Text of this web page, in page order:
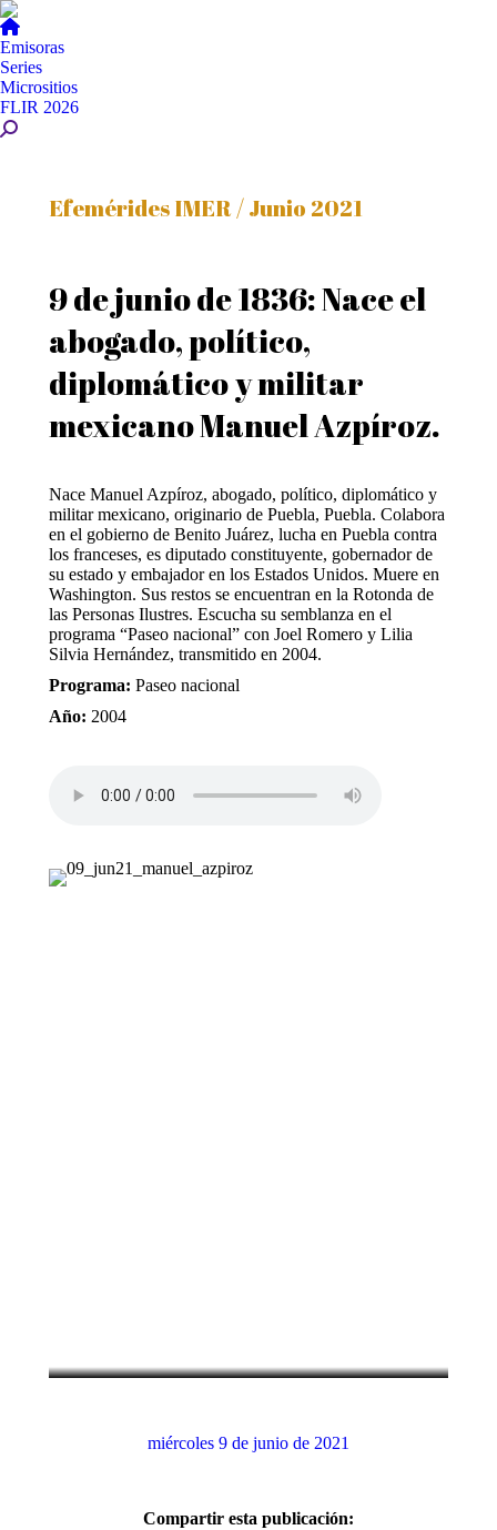
Emisoras
Series
Micrositios
FLIR 2026
Buscar:
Efemérides IMER / Junio 2021
9 de junio de 1836: Nace el
abogado, político,
diplomático y militar
mexicano Manuel Azpíroz.
Nace Manuel Azpíroz, abogado, político, diplomático y
militar mexicano, originario de Puebla, Puebla. Colabora
en el gobierno de Benito Juárez, lucha en Puebla contra
los franceses, es diputado constituyente, gobernador de
su estado y embajador en los Estados Unidos. Muere en
Washington. Sus restos se encuentran en la Rotonda de
las Personas Ilustres. Escucha su semblanza en el
programa “Paseo nacional” con Joel Romero y Lilia
Silvia Hernández, transmitido en 2004.
Programa: Paseo nacional
Año: 2004
miércoles 9 de junio de 2021
Compartir esta publicación: